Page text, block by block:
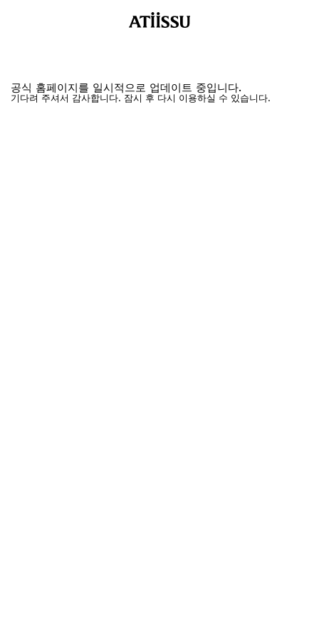
공식 홈페이지를 일시적으로 업데이트 중입니다.
기다려 주셔서 감사합니다. 잠시 후 다시 이용하실 수 있습니다.